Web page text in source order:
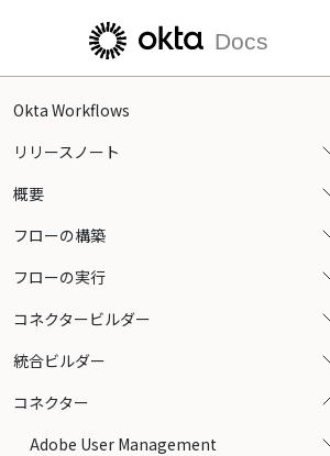
メインコンテンツにスキップ ドキュメ
Docs
Okta Workflows
リリースノート
概要
フローの構築
フローの実行
コネクタービルダー
統合ビルダー
コネクター
Adobe User Management